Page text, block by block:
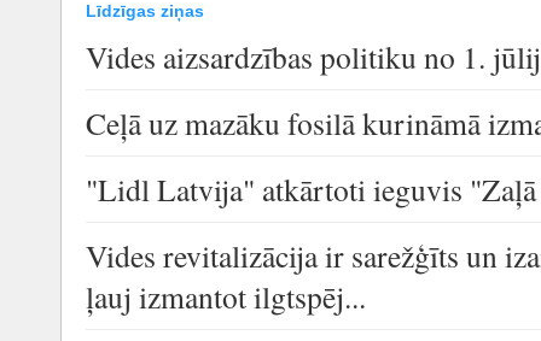
Līdzīgas ziņas
Vides aizsardzības politiku no 1.
Ceļā uz mazāku fosilā kurināmā
"Lidl Latvija" atkārtoti ieguvis
Vides revitalizācija ir sarežģīts un
ļauj izmantot ilgtspēj...